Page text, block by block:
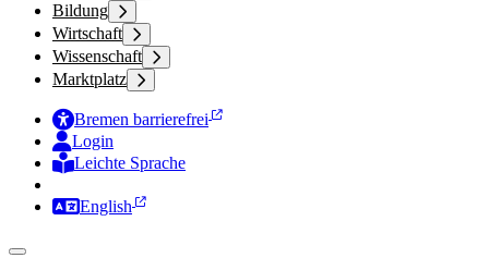
Bildung
Wirtschaft
Wissenschaft
Marktplatz
Bremen barrierefrei
Login
Leichte Sprache
English